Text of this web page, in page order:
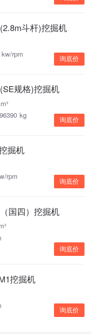
斗杆)挖掘机
rpm
询底价
规格)挖掘机
kg
询底价
掘机
rpm
询底价
国四）挖掘机
询底价
挖掘机
询底价